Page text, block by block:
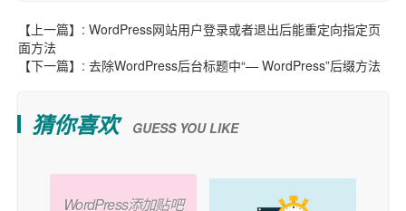
【上一篇】: WordPress网站用户登录或者退出后能重定向指定页
面方法
【下一篇】: 去除WordPress后台标题中“— WordPress”后缀方法
猜你喜欢 GUESS YOU LIKE
WordPress添加贴吧